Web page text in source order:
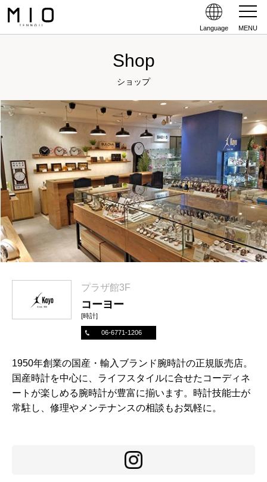
Language MENU
Shop
ショップ
プラザ館3F
コーヨー
[時計]
06-6771-1206
1950年創業の国産・輸入ブランド腕時計の正規販売店。
国産時計を中心に、ライフスタイルに合せたコーディネ
ートが楽しめる腕時計が豊富に揃います。時計技能士が
常駐し、修理やメンテナンスの相談もお気軽に。